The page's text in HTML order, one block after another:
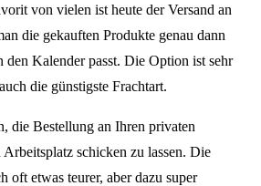
von vielen ist heute der Versand an
die gekauften Produkte genau dann
den Kalender passt. Die Option ist sehr
die günstigste Frachtart.
die Bestellung an Ihren privaten
schicken zu lassen. Die
oft etwas teurer, aber dazu super